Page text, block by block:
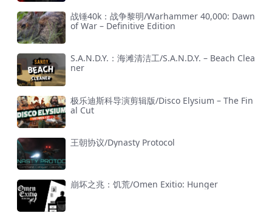
战锤40k：战争黎明/Warhammer 40,000: Dawn
of War – Definitive Edition
S.A.N.D.Y.：海滩清洁工/S.A.N.D.Y. – Beach Clea
ner
极乐迪斯科导演剪辑版/Disco Elysium – The Fin
al Cut
王朝协议/Dynasty Protocol
崩坏之兆：饥荒/Omen Exitio: Hunger